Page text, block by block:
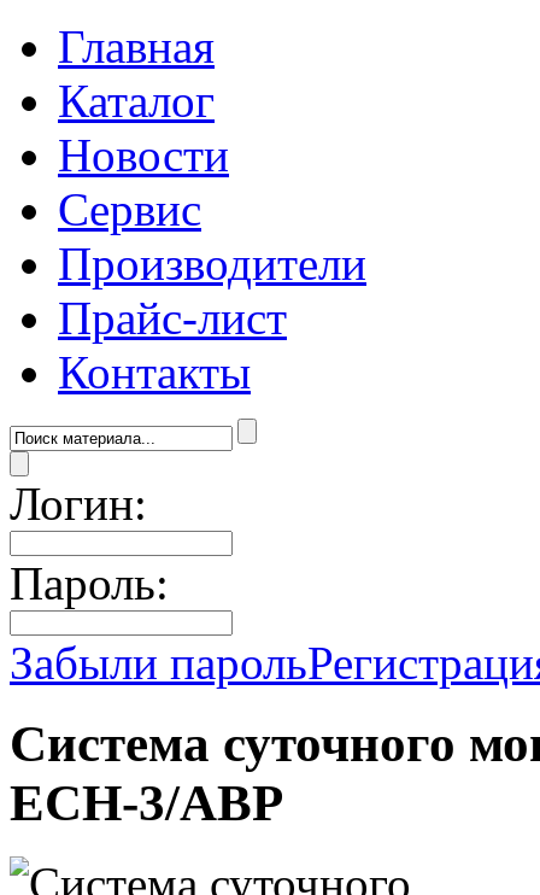
Главная
Каталог
Новости
Сервис
Производители
Прайс-лист
Контакты
Логин:
Пароль:
Забыли пароль
Система суточного
ECH-3/ABP